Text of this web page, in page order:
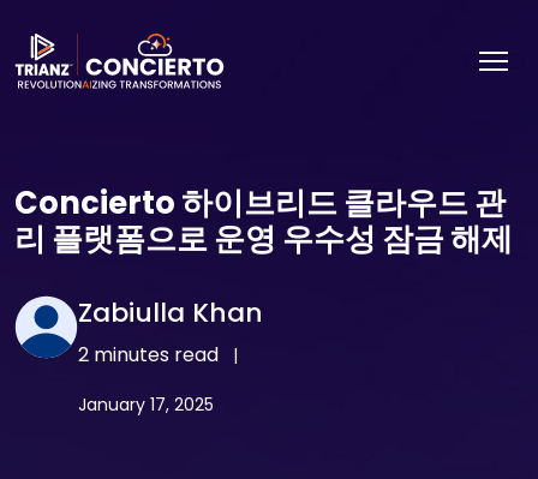
Concierto 하이브리드 클라우드 관
리 플랫폼으로 운영 우수성 잠금 해제
Zabiulla Khan
2 minutes read |
January 17, 2025